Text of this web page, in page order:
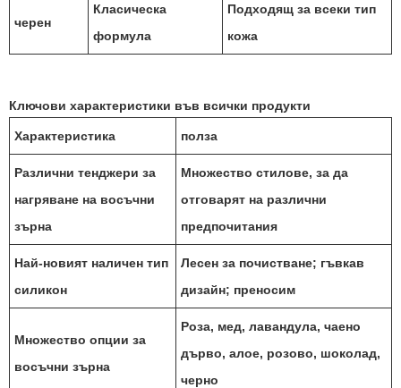
черен
Класическа
формула
Подходящ за всеки тип
кожа
Ключови характеристики във всички продукти
Характеристика полза
Различни тенджери за
нагряване на восъчни
зърна
Множество стилове, за да
отговарят на различни
предпочитания
Най-новият наличен тип
силикон
Лесен за почистване; гъвкав
дизайн; преносим
Множество опции за
восъчни зърна
Роза, мед, лавандула, чаено
дърво, алое, розово, шоколад,
черно